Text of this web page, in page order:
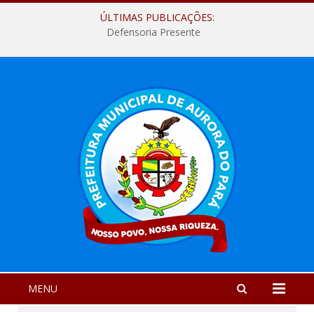
ÚLTIMAS PUBLICAÇÕES:
Defensoria Presente
MENU